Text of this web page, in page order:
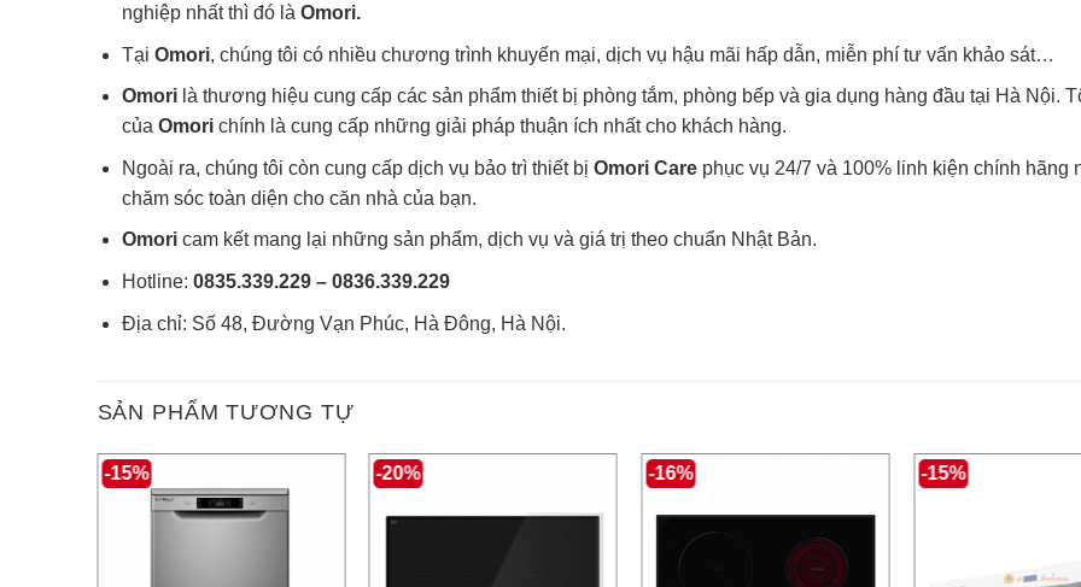
nghiệp nhất thì đó làOmori.
TạiOmori, chúng tôi có nhiều chương trình khuyến mại, dịch vụ hậu mãi hấp dẫn, miễn phí tư vấn khảo sát…
Omori là thương hiệu cung cấp các sản phẩm thiết bị phòng tắm, phòng bếp và gia dụng hàng đầu tại Hà Nội.
củaOmori chính là cung cấp những giải pháp thuận ích nhất cho khách hàng.
Ngoài ra, chúng tôi còn cung cấp dịch vụ bảo trì thiết bịOmori Care phục vụ 24/7 và 100% linh kiện chính hãng
chăm sóc toàn diện cho căn nhà của bạn.
Omori cam kết mang lại những sản phẩm, dịch vụ và giá trị theo chuẩn Nhật Bản.
Hotline: 0835.339.229 – 0836.339.229
Địa chỉ: Số 48, Đường Vạn Phúc, Hà Đông, Hà Nội.
SẢN PHẨM TƯƠNG TỰ
-15% -20% -16% -15%